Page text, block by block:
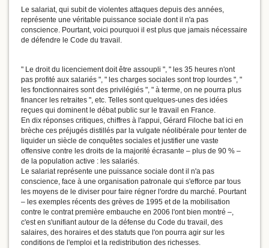
Le salariat, qui subit de violentes attaques depuis des années,
représente une véritable puissance sociale dont il n'a pas
conscience. Pourtant, voici pourquoi il est plus que jamais nécessaire
de défendre le Code du travail.
" Le droit du licenciement doit être assoupli ", " les 35 heures n'ont
pas profité aux salariés ", " les charges sociales sont trop lourdes ", "
les fonctionnaires sont des privilégiés ", " à terme, on ne pourra plus
financer les retraites ", etc. Telles sont quelques-unes des idées
reçues qui dominent le débat public sur le travail en France.
En dix réponses critiques, chiffres à l'appui, Gérard Filoche bat ici en
brèche ces préjugés distillés par la vulgate néolibérale pour tenter de
liquider un siècle de conquêtes sociales et justifier une vaste
offensive contre les droits de la majorité écrasante – plus de 90 % –
de la population active : les salariés.
Le salariat représente une puissance sociale dont il n'a pas
conscience, face à une organisation patronale qui s'efforce par tous
les moyens de le diviser pour faire régner l'ordre du marché. Pourtant
– les exemples récents des grèves de 1995 et de la mobilisation
contre le contrat première embauche en 2006 l'ont bien montré –,
c'est en s'unifiant autour de la défense du Code du travail, des
salaires, des horaires et des statuts que l'on pourra agir sur les
conditions de l'emploi et la redistribution des richesses.